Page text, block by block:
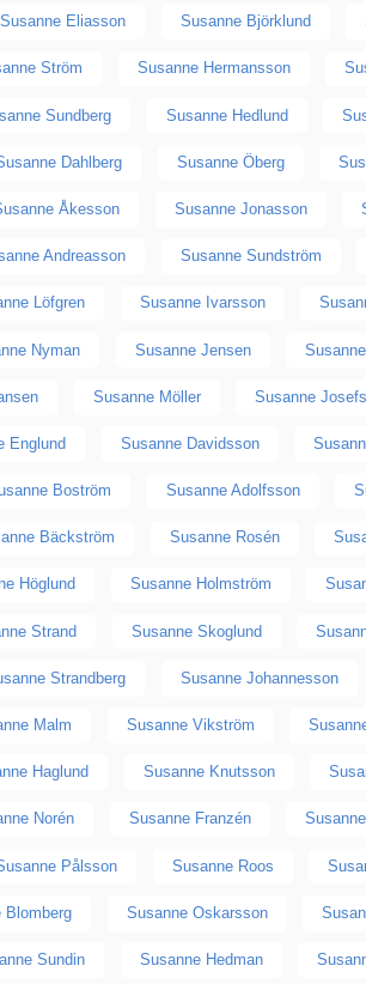
Susanne Eliasson Susanne Björklund
Ström Susanne Hermansson
Sundberg Susanne Hedlund
Dahlberg Susanne Öberg
Åkesson Susanne Jonasson
Andreasson Susanne Sundström
Löfgren Susanne Ivarsson
Nyman Susanne Jensen
Susanne Möller Susanne
Englund Susanne Davidsson
Boström Susanne Adolfsson
Bäckström Susanne Rosén
Höglund Susanne Holmström
Strand Susanne Skoglund
Strandberg Susanne Johannesson
Malm Susanne Vikström
Haglund Susanne Knutsson
Norén Susanne Franzén
Pålsson Susanne Roos
Blomberg Susanne Oskarsson
Sundin Susanne Hedman